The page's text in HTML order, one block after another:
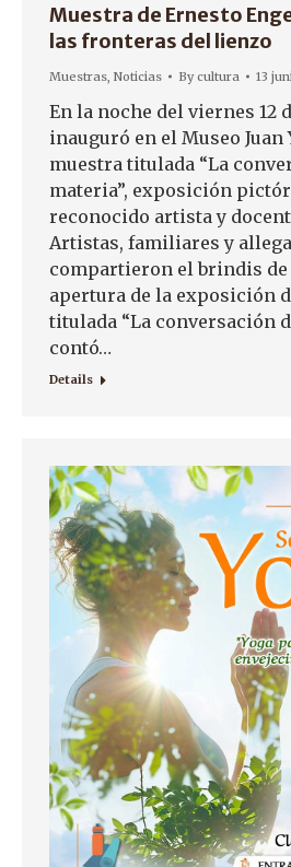
Muestra de Ernesto
las fronteras del lienzo
Muestras Noticias Bycultura 13
En la noche del viernes 12
inauguró en el Museo Juan
muestra titulada “La
materia”, exposición
reconocido artista y
Artistas, familiares y
compartieron el brindis de
apertura de la exposición
titulada “La conversación
contó…
Details